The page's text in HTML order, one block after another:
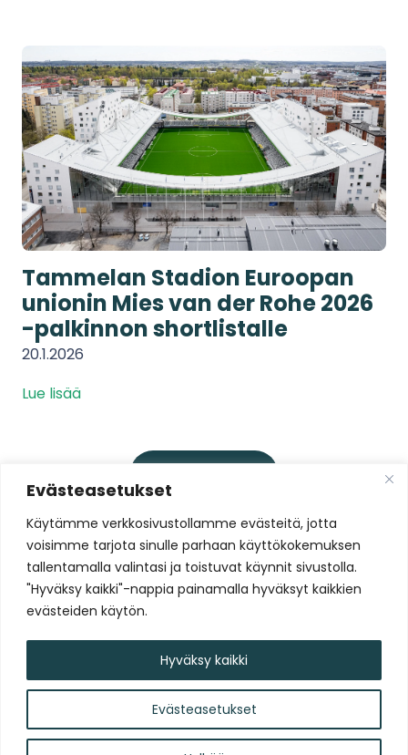
Evästeasetukset
Käytämme verkkosivustollamme evästeitä, jotta
voisimme tarjota sinulle parhaan käyttökokemuksen
tallentamalla valintasi ja toistuvat käynnit sivustolla.
"Hyväksy kaikki"-nappia painamalla hyväksyt kaikkien
evästeiden käytön.
Evästeasetukset
Hyväksy kaikki
Tammelan Stadion Euroopan
unionin Mies van der Rohe 2026
-palkinnon shortlistalle
20.1.2026
Lue lisää
Liity Tammelan Stadionin
uutiskirjelistalle
Tammelan Stadion